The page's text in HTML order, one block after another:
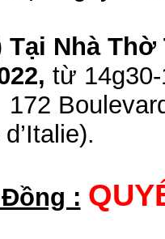
Tại Nhà
từ
: